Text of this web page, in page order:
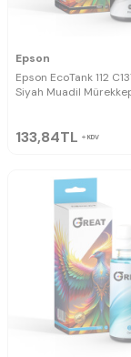
Epson
Epson EcoTank 112
Siyah Muadil
133,84TL KDV